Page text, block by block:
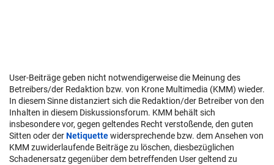
User-Beiträge geben nicht notwendigerweise die Meinung des
Betreibers/der Redaktion bzw. von Krone Multimedia (KMM) wieder.
In diesem Sinne distanziert sich die Redaktion/der Betreiber von den
Inhalten in diesem Diskussionsforum. KMM behält sich
insbesondere vor, gegen geltendes Recht verstoßende, den guten
Sitten oder derNetiquettewidersprechende bzw. dem Ansehen von
KMM zuwiderlaufende Beiträge zu löschen, diesbezüglichen
Schadenersatz gegenüber dem betreffenden User geltend zu